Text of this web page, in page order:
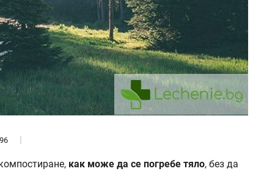
как може да се погребе тяло, без да